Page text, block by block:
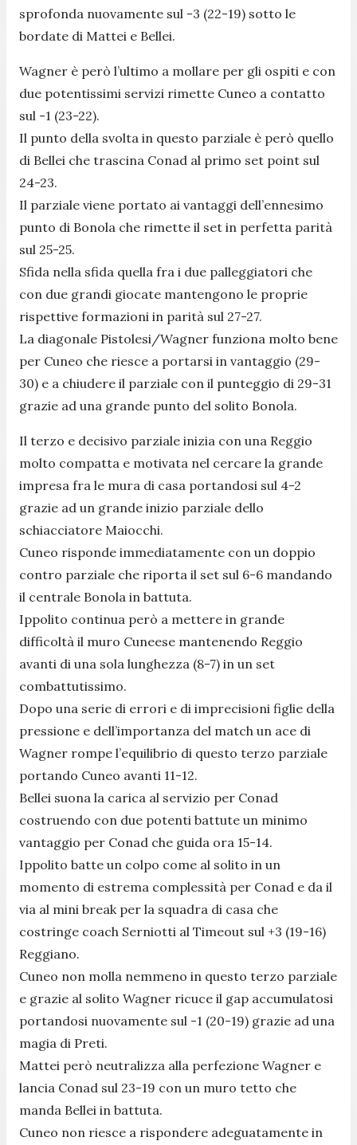
sprofonda nuovamente sul -3 (22-19) sotto le
bordate di Mattei e Bellei.
Wagner è però l’ultimo a mollare per gli ospiti e con
due potentissimi servizi rimette Cuneo a contatto
sul -1 (23-22).
Il punto della svolta in questo parziale è però quello
di Bellei che trascina Conad al primo set point sul
24-23.
Il parziale viene portato ai vantaggi dell’ennesimo
punto di Bonola che rimette il set in perfetta parità
sul 25-25.
Sfida nella sfida quella fra i due palleggiatori che
con due grandi giocate mantengono le proprie
rispettive formazioni in parità sul 27-27.
La diagonale Pistolesi/Wagner funziona molto bene
per Cuneo che riesce a portarsi in vantaggio (29-
30) e a chiudere il parziale con il punteggio di 29-31
grazie ad una grande punto del solito Bonola.
Il terzo e decisivo parziale inizia con una Reggio
molto compatta e motivata nel cercare la grande
impresa fra le mura di casa portandosi sul 4-2
grazie ad un grande inizio parziale dello
schiacciatore Maiocchi.
Cuneo risponde immediatamente con un doppio
contro parziale che riporta il set sul 6-6 mandando
il centrale Bonola in battuta.
Ippolito continua però a mettere in grande
difficoltà il muro Cuneese mantenendo Reggio
avanti di una sola lunghezza (8-7) in un set
combattutissimo.
Dopo una serie di errori e di imprecisioni figlie della
pressione e dell’importanza del match un ace di
Wagner rompe l’equilibrio di questo terzo parziale
portando Cuneo avanti 11-12.
Bellei suona la carica al servizio per Conad
costruendo con due potenti battute un minimo
vantaggio per Conad che guida ora 15-14.
Ippolito batte un colpo come al solito in un
momento di estrema complessità per Conad e da il
via al mini break per la squadra di casa che
costringe coach Serniotti al Timeout sul +3 (19-16)
Reggiano.
Cuneo non molla nemmeno in questo terzo parziale
e grazie al solito Wagner ricuce il gap accumulatosi
portandosi nuovamente sul -1 (20-19) grazie ad una
magia di Preti.
Mattei però neutralizza alla perfezione Wagner e
lancia Conad sul 23-19 con un muro tetto che
manda Bellei in battuta.
Cuneo non riesce a rispondere adeguatamente in